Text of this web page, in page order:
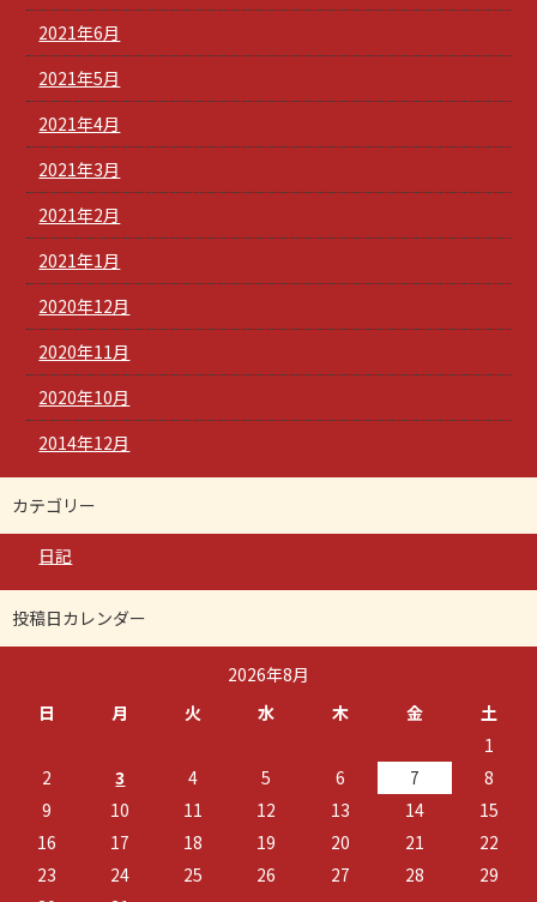
2021年6月
2021年5月
2021年4月
2021年3月
2021年2月
2021年1月
2020年12月
2020年11月
2020年10月
2014年12月
カテゴリー
日記
投稿日カレンダー
2026年8月
日
月 火 水 木 金
土
1
2
3 4 5 6 7
8
9
10 11 12 13 14
15
16
17 18 19 20 21
22
23
24 25 26 27 28
29